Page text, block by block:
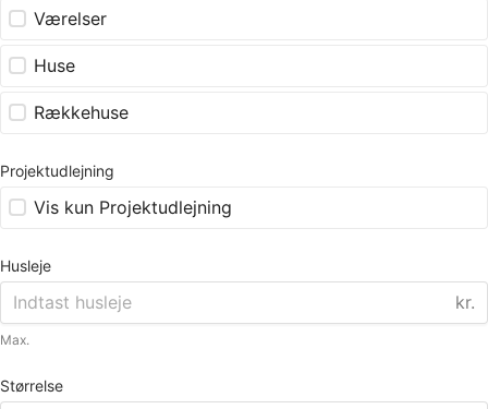
Værelser
Huse
Rækkehuse
Projektudlejning
Vis kun Projektudlejning
Husleje
kr.
Max.
Størrelse